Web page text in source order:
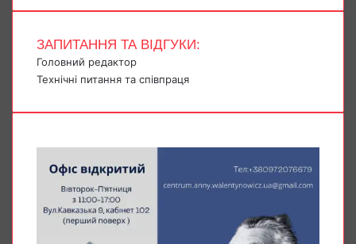
ЗАПИТАННЯ ТА ВІДГУКИ:
Головний редактор
Технічні питання та співпраця